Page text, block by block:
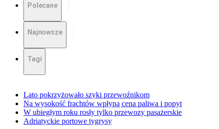
Polecane
Najnowsze
Tagi
Lato pokrzyżowało szyki przewoźnikom
Na wysokość frachtów wpłyną cena paliwa i popyt
W ubiegłym roku rosły tylko przewozy pasażerskie
Adriatyckie portowe tygrysy